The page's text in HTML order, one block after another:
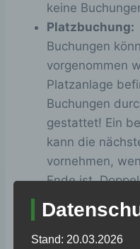
keine
Platzbuchung:
Buchungen
vorgenommen
Platzanlage
Buchungen
gestattet! Ein
kann die
vornehmen,
Ende ist.
gestattet!
Gastspieler:
Stand: 20.03.2026